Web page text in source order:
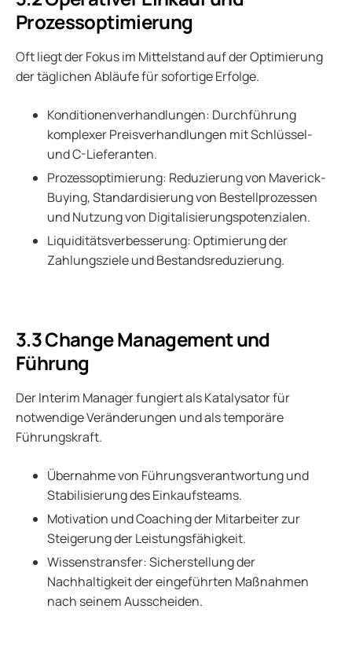
Prozessoptimierung
Oft liegt der Fokus im Mittelstand auf der Optimierung
der täglichen Abläufe für sofortige Erfolge.
Konditionenverhandlungen: Durchführung
komplexer Preisverhandlungen mit Schlüssel-
und C-Lieferanten.
Prozessoptimierung: Reduzierung von Maverick-
Buying, Standardisierung von Bestellprozessen
und Nutzung von Digitalisierungspotenzialen.
Liquiditätsverbesserung: Optimierung der
Zahlungsziele und Bestandsreduzierung.
3.3 Change Management und
Führung
Der Interim Manager fungiert als Katalysator für
notwendige Veränderungen und als temporäre
Führungskraft.
Übernahme von Führungsverantwortung und
Stabilisierung des Einkaufsteams.
Motivation und Coaching der Mitarbeiter zur
Steigerung der Leistungsfähigkeit.
Wissenstransfer: Sicherstellung der
Nachhaltigkeit der eingeführten Maßnahmen
nach seinem Ausscheiden.